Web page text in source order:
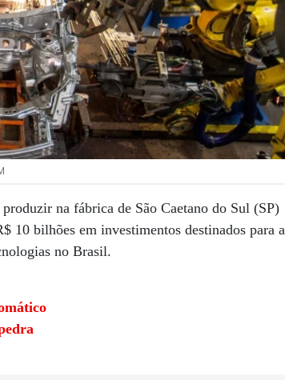
na fábrica de São Caetano do Sul (SP)
10 bilhões em investimentos destinados para a
no Brasil.